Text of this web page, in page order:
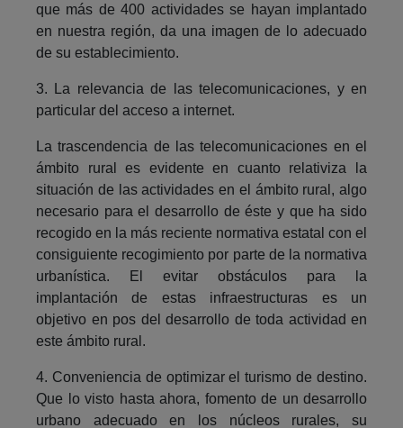
que más de 400 actividades se hayan implantado
en nuestra región, da una imagen de lo adecuado
de su establecimiento.
3. La relevancia de las telecomunicaciones, y en
particular del acceso a internet.
La trascendencia de las telecomunicaciones en el
ámbito rural es evidente en cuanto relativiza la
situación de las actividades en el ámbito rural, algo
necesario para el desarrollo de éste y que ha sido
recogido en la más reciente normativa estatal con el
consiguiente recogimiento por parte de la normativa
urbanística. El evitar obstáculos para la
implantación de estas infraestructuras es un
objetivo en pos del desarrollo de toda actividad en
este ámbito rural.
4. Conveniencia de optimizar el turismo de destino.
Que lo visto hasta ahora, fomento de un desarrollo
urbano adecuado en los núcleos rurales, su